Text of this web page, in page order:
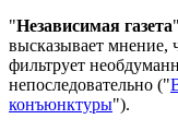
"Независимая газета
высказывает мнение,
фильтрует
непоследовательно ("
конъюнктуры").